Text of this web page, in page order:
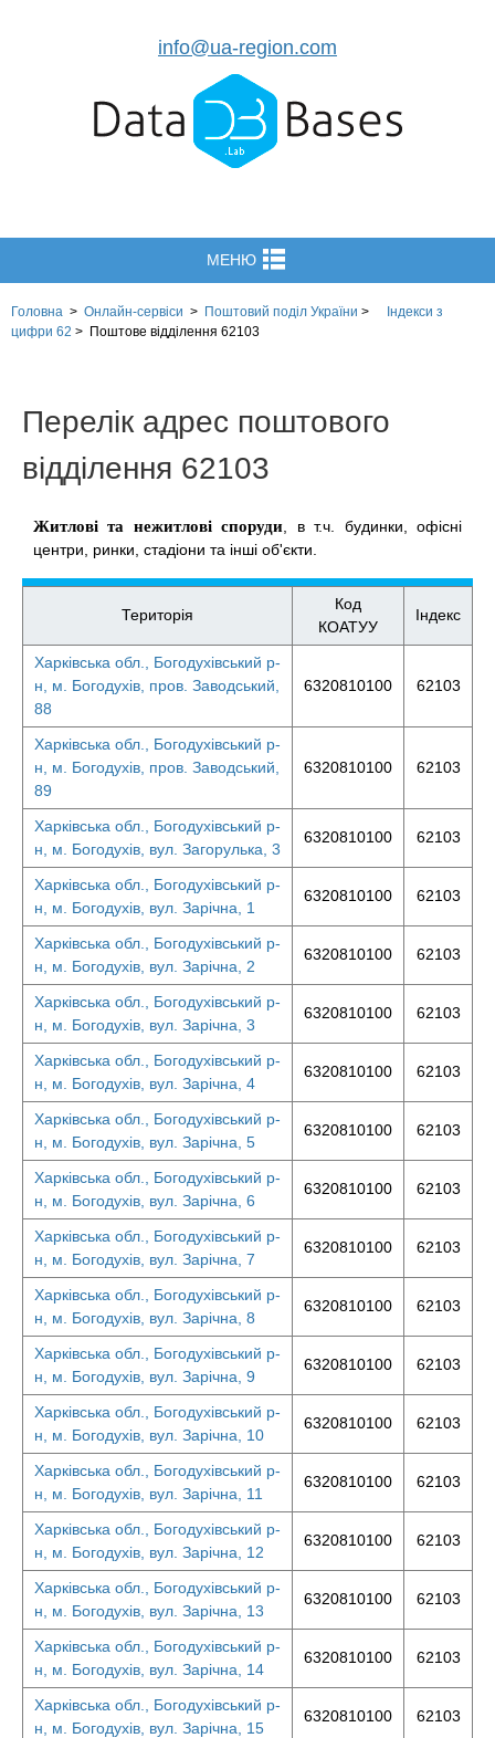
info@ua-region.com
МЕНЮ
Головна > Онлайн-сервіси > Поштовий поділ України >
Індекси з
цифри 62 > Поштове відділення 62103
Перелік адрес поштового
відділення 62103
Житлові та нежитлові споруди , в т.ч. будинки, офісні
центри, ринки, стадіони та інші об'єкти.
Територія
Код
КОАТУУ
Індекс
Харківська обл., Богодухівський р-
н, м. Богодухів, пров. Заводський,
88
6320810100 62103
Харківська обл., Богодухівський р-
н, м. Богодухів, пров. Заводський,
89
6320810100 62103
Харківська обл., Богодухівський р-
н, м. Богодухів, вул. Загорулька, 3
6320810100 62103
Харківська обл., Богодухівський р-
н, м. Богодухів, вул. Зарічна, 1
6320810100 62103
Харківська обл., Богодухівський р-
н, м. Богодухів, вул. Зарічна, 2
6320810100 62103
Харківська обл., Богодухівський р-
н, м. Богодухів, вул. Зарічна, 3
6320810100 62103
Харківська обл., Богодухівський р-
н, м. Богодухів, вул. Зарічна, 4
6320810100 62103
Харківська обл., Богодухівський р-
н, м. Богодухів, вул. Зарічна, 5
6320810100 62103
Харківська обл., Богодухівський р-
н, м. Богодухів, вул. Зарічна, 6
6320810100 62103
Харківська обл., Богодухівський р-
н, м. Богодухів, вул. Зарічна, 7
6320810100 62103
Харківська обл., Богодухівський р-
н, м. Богодухів, вул. Зарічна, 8
6320810100 62103
Харківська обл., Богодухівський р-
н, м. Богодухів, вул. Зарічна, 9
6320810100 62103
Харківська обл., Богодухівський р-
н, м. Богодухів, вул. Зарічна, 10
6320810100 62103
Харківська обл., Богодухівський р-
н, м. Богодухів, вул. Зарічна, 11
6320810100 62103
Харківська обл., Богодухівський р-
н, м. Богодухів, вул. Зарічна, 12
6320810100 62103
Харківська обл., Богодухівський р-
н, м. Богодухів, вул. Зарічна, 13
6320810100 62103
Харківська обл., Богодухівський р-
н, м. Богодухів, вул. Зарічна, 14
6320810100 62103
Харківська обл., Богодухівський р-
н, м. Богодухів, вул. Зарічна, 15
6320810100 62103